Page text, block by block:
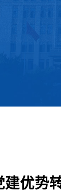
建优势